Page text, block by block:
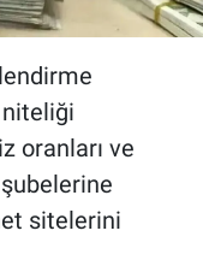
niteliği
oranları ve
sitelerini